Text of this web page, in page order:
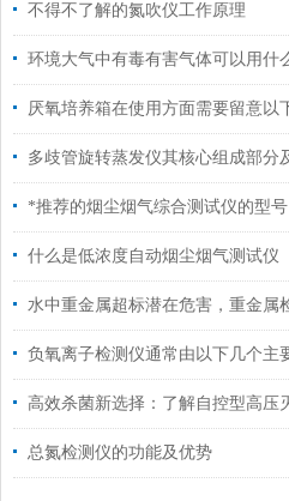
不得不了解的氮吹仪工作原理
*推荐的烟尘烟气综合测试仪的型号
什么是低浓度自动烟尘烟气测试仪
总氮检测仪的功能及优势